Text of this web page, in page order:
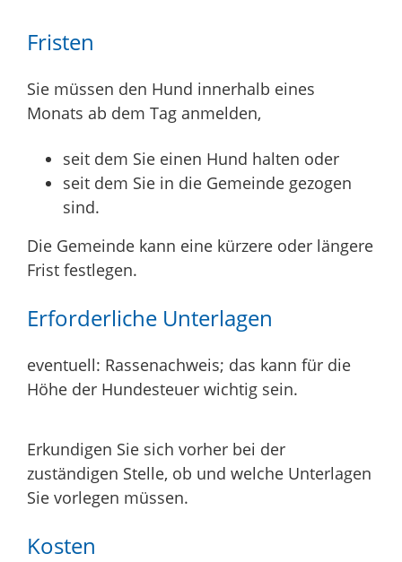
Fristen
Sie müssen den Hund innerhalb eines
Monats ab dem Tag anmelden,
seit dem Sie einen Hund halten oder
seit dem Sie in die Gemeinde gezogen
sind.
Die Gemeinde kann eine kürzere oder längere
Frist festlegen.
Erforderliche Unterlagen
eventuell: Rassenachweis; das kann für die
Höhe der Hundesteuer wichtig sein.
Erkundigen Sie sich vorher bei der
zuständigen Stelle, ob und welche Unterlagen
Sie vorlegen müssen.
Kosten